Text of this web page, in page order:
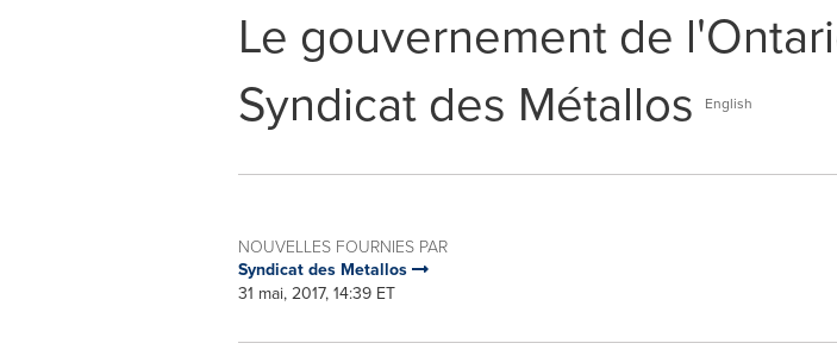
Le gouvernement de
Syndicat des Métallos
English
NOUVELLES FOURNIES PAR
Syndicat des Metallos
31 mai, 2017, 14:39 ET